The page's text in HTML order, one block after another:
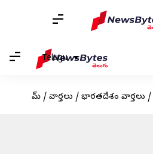
Telugu
హోమ్ / వార్తలు / భారతదేశం వార్తలు /